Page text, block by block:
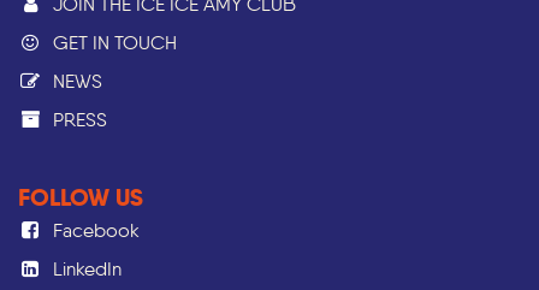
GET IN TOUCH
NEWS
PRESS​
FOLLOW US
Facebook
LinkedIn